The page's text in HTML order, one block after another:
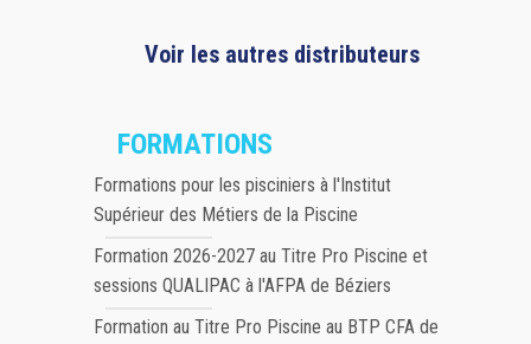
Voir les autres distributeurs
FORMATIONS
Formations pour les pisciniers à l'Institut
Supérieur des Métiers de la Piscine
Formation 2026-2027 au Titre Pro Piscine et
sessions QUALIPAC à l'AFPA de Béziers
Formation au Titre Pro Piscine au BTP CFA de